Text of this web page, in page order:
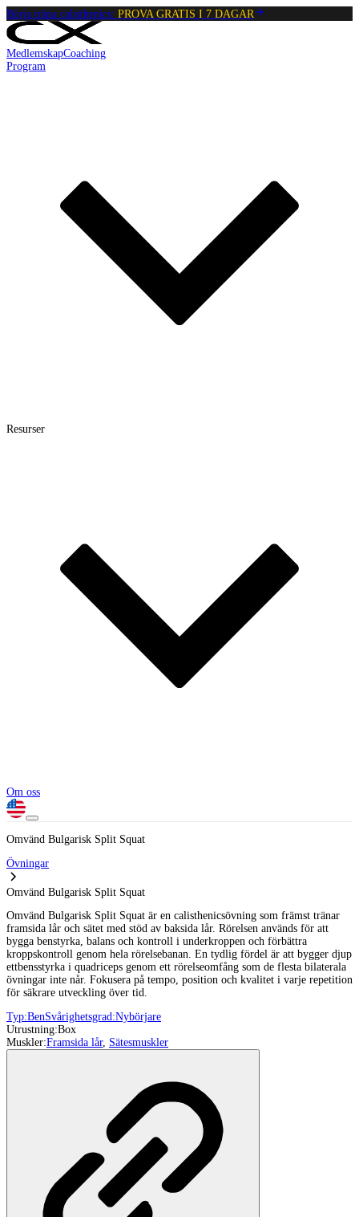
Börja träna calisthenics: PROVA GRATIS I 7 DAGAR
MedlemskapCoaching
Program
Resurser
Om oss
Omvänd Bulgarisk Split Squat
Övningar
Omvänd Bulgarisk Split Squat
Omvänd Bulgarisk Split Squat är en calisthenicsövning som främst tränar
framsida lår och sätet med stöd av baksida lår. Rörelsen används för att
bygga benstyrka, balans och kontroll i underkroppen och förbättra
kroppskontroll genom hela rörelsebanan. En tydlig fördel är att bygger djup
ettbensstyrka i quadriceps genom ett rörelseomfång som de flesta bilaterala
övningar inte når. Fokusera på tempo, position och kvalitet i varje repetition
för säkrare utveckling över tid.
Typ:BenSvårighetsgrad:Nybörjare
Utrustning:Box
Muskler:Framsida lår, Sätesmuskler